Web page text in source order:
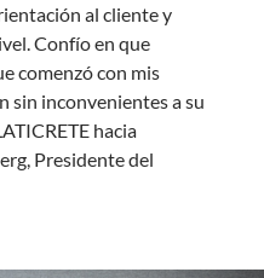
al cliente y
Confío en que
comenzó con mis
sin inconvenientes a su
hacia
Presidente del